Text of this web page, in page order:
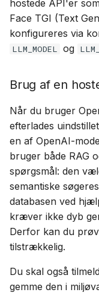
hostede API'er
Face TGI (Text
konfigureres via
LLM_MODEL og
Brug af en
Når du bruger
efterlades
en af OpenAI-
bruger både RAG
spørgsmål: den
semantiske
databasen ved
kræver ikke dyb
Derfor kan du
tilstrækkelig.
Du skal også
gemme den i